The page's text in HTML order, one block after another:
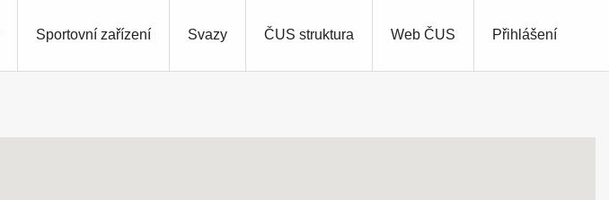
Přihlášení
Sportovní zařízení Svazy ČUS struktura Web ČUS